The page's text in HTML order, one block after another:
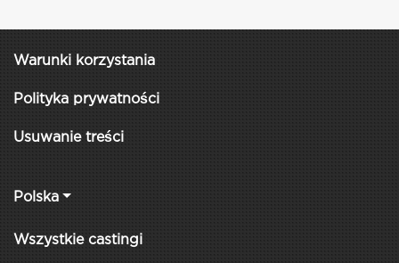
Warunki korzystania
Polityka prywatności
Usuwanie treści
Polska
Wszystkie castingi